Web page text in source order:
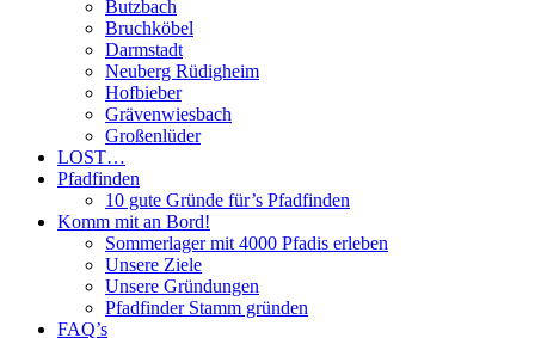
Butzbach
Bruchköbel
Darmstadt
Neuberg Rüdigheim
Hofbieber
Grävenwiesbach
Großenlüder
LOST…
Pfadfinden
10 gute Gründe für’s Pfadfinden
Komm mit an Bord!
Sommerlager mit 4000 Pfadis erleben
Unsere Ziele
Unsere Gründungen
Pfadfinder Stamm gründen
FAQ’s